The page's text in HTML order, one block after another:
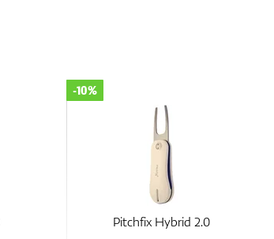
Pitchfix Hybrid 2.0
-10%